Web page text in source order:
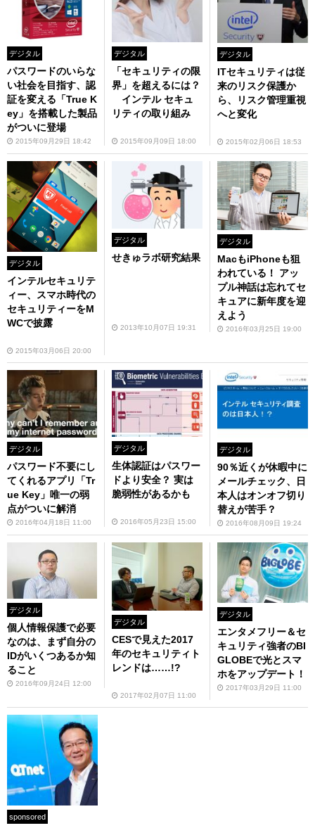
デジタル
パスワードのいらな
い社会を目指す、認
証を変える「True K
ey」を搭載した製品
がついに登場
2015年09月29日 18:42
デジタル
「セキュリティの限
界」を超えるには？
インテル セキュ
リティの取り組み
2015年09月09日 18:00
デジタル
ITセキュリティは従
来のリスク保護か
ら、リスク管理重視
へと変化
2015年02月06日 18:53
デジタル
インテルセキュリテ
ィー、スマホ時代の
セキュリティーをM
WCで披露
2015年03月06日 20:00
デジタル
せきゅラボ研究結果
2013年10月07日 19:31
デジタル
MacもiPhoneも狙
われている！ アッ
プル神話は忘れてセ
キュアに新年度を迎
えよう
2016年03月25日 19:00
デジタル
パスワード不要にし
てくれるアプリ「Tr
ue Key」唯一の弱
点がついに解消
2016年04月18日 11:00
デジタル
生体認証はパスワー
ドより安全？ 実は
脆弱性があるかも
2016年05月23日 15:00
デジタル
90％近くが休暇中に
メールチェック、日
本人はオンオフ切り
替えが苦手？
2016年08月09日 19:24
デジタル
個人情報保護で必要
なのは、まず自分の
IDがいくつあるか知
ること
2016年09月24日 12:00
デジタル
CESで見えた2017
年のセキュリティト
レンドは……!?
2017年02月07日 11:00
デジタル
エンタメフリー＆セ
キュリティ強者のBI
GLOBEで光とスマ
ホをアップデート！
2017年03月29日 11:00
sponsored